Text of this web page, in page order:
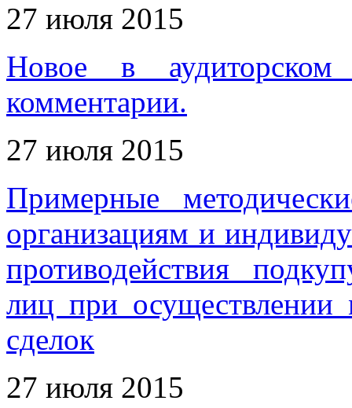
27 июля 2015
Новое в аудиторском
комментарии.
27 июля 2015
Примерные
организациям и
противодействия
лиц при осуществлении
сделок
27 июля 2015